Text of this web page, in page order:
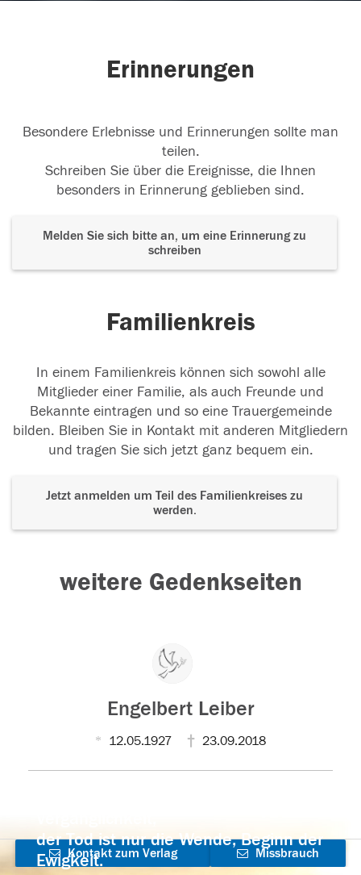
Erinnerungen
Besondere Erlebnisse und Erinnerungen sollte man
teilen.
Schreiben Sie über die Ereignisse, die Ihnen
besonders in Erinnerung geblieben sind.
Melden Sie sich bitte an, um eine Erinnerung zu
schreiben
Familienkreis
In einem Familienkreis können sich sowohl alle
Mitglieder einer Familie, als auch Freunde und
Bekannte eintragen und so eine Trauergemeinde
bilden. Bleiben Sie in Kontakt mit anderen Mitgliedern
und tragen Sie sich jetzt ganz bequem ein.
Jetzt anmelden um Teil des Familienkreises zu
werden.
weitere Gedenkseiten
Engelbert Leiber
12.05.1927 23.09.2018
der Tod ist nur die Wende, Beginn der
Ewigkeit.
Kontakt zum Verlag
Missbrauch